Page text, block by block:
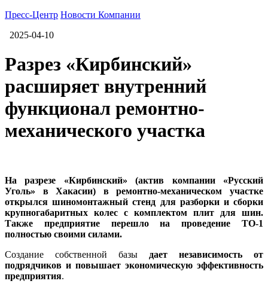
Пресс-Центр Новости Компании
2025-04-10
Разрез «Кирбинский»
расширяет внутренний
функционал ремонтно-
механического участка
На разрезе «Кирбинский» (актив компании «Русский
Уголь» в Хакасии) в ремонтно-механическом участке
открылся шиномонтажный стенд для разборки и сборки
крупногабаритных колес с комплектом плит для шин.
Также предприятие перешло на проведение ТО-1
полностью своими силами.
Создание собственной базы дает независимость от
подрядчиков и повышает экономическую эффективность
предприятия.